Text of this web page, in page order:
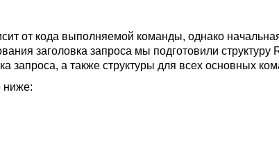
от кода выполняемой команды, однако
заголовка запроса мы подготовили структуру
запроса, а также структуры для всех основных
ниже: